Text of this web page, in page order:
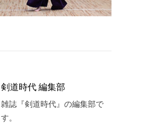
剣道時代 編集部
雑誌『剣道時代』の編集部で
す。